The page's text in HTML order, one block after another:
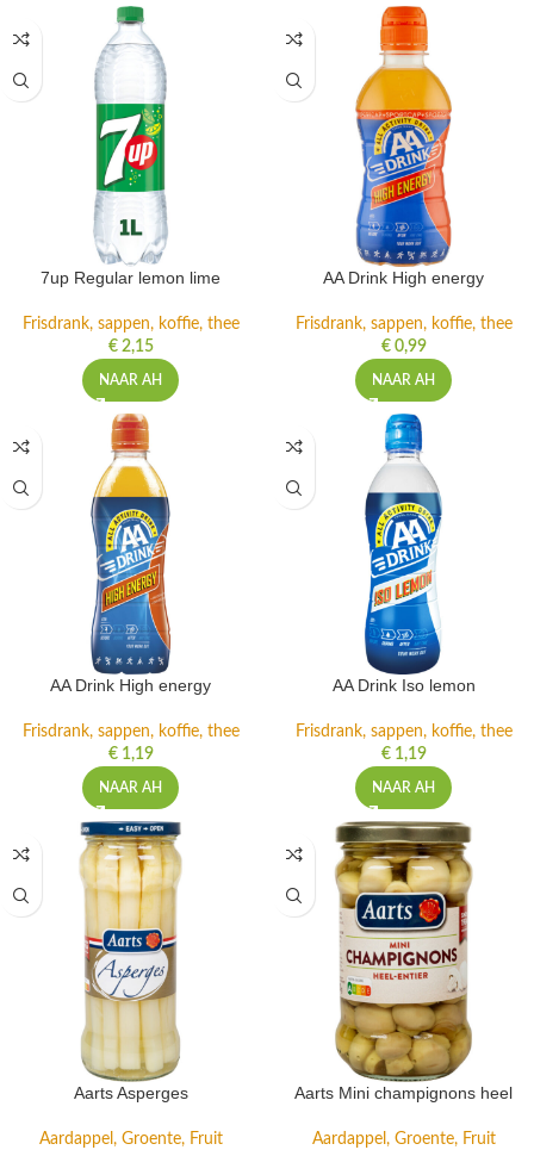
7up Regular lemon lime
Frisdrank, sappen, koffie, thee
€2,15
NAAR AH
AA Drink High energy
Frisdrank, sappen, koffie, thee
€0,99
NAAR AH
AA Drink High energy
Frisdrank, sappen, koffie, thee
€1,19
NAAR AH
AA Drink Iso lemon
Frisdrank, sappen, koffie, thee
€1,19
NAAR AH
Aarts Asperges
Aardappel, Groente, Fruit
Aarts Mini champignons heel
Aardappel, Groente, Fruit